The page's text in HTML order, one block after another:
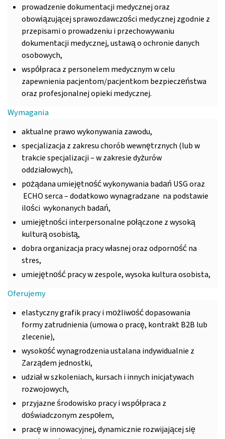
prowadzenie dokumentacji medycznej oraz
obowiązującej sprawozdawczości medycznej zgodnie z
przepisami o prowadzeniu i przechowywaniu
dokumentacji medycznej, ustawą o ochronie danych
osobowych,
współpraca z personelem medycznym w celu
zapewnienia pacjentom/pacjentkom bezpieczeństwa
oraz profesjonalnej opieki medycznej.
Wymagania
aktualne prawo wykonywania zawodu,
specjalizacja z zakresu chorób wewnętrznych (lub w
trakcie specjalizacji – w zakresie dyżurów
oddziałowych),
pożądana umiejętność wykonywania badań USG oraz
ECHO serca – dodatkowo wynagradzane na podstawie
ilości wykonanych badań,
umiejętności interpersonalne połączone z wysoką
kulturą osobistą,
dobra organizacja pracy własnej oraz odporność na
stres,
umiejętność pracy w zespole, wysoka kultura osobista,
Oferujemy
elastyczny grafik pracy i możliwość dopasowania
formy zatrudnienia (umowa o pracę, kontrakt B2B lub
zlecenie),
wysokość wynagrodzenia ustalana indywidualnie z
Zarządem jednostki,
udział w szkoleniach, kursach i innych inicjatywach
rozwojowych,
przyjazne środowisko pracy i współpraca z
doświadczonym zespołem,
pracę w innowacyjnej, dynamicznie rozwijającej się